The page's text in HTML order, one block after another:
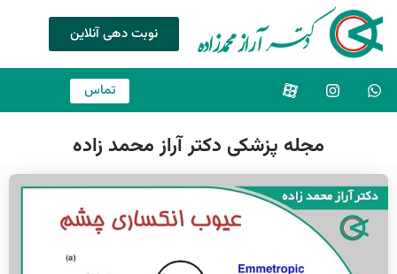
نوبت دهی آنلاین
تماس
مجله پزشکی دکتر آراز محمد زاده